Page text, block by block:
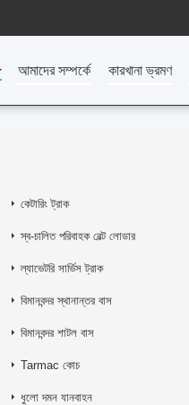
আমাদের সম্পর্কে কারখানা ভ্রমণ
কেটারিং ট্রাক
স্ব-চালিত পরিবাহক বেল্ট লোডার
ল্যাভেটরি সার্ভিস ট্রাক
বিমানবন্দর স্থানান্তর বাস
বিমানবন্দর শাটল বাস
Tarmac কোচ
ধুলো দমন যানবাহন